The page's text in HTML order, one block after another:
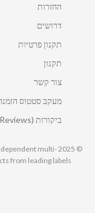
החזרות
דרושים
תקנון פרטיות
תקנון
צור קשר
מעקב סטטוס
ביקורות MallShoes (Reviews)
independent multi-
from leading labels.